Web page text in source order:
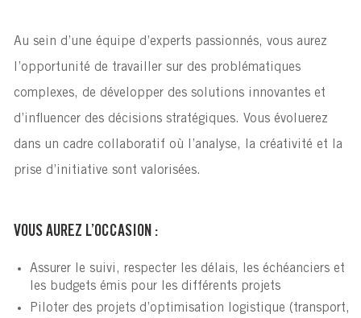
Au sein d’une équipe d’experts passionnés, vous aurez
l’opportunité de travailler sur des problématiques
complexes, de développer des solutions innovantes et
d’influencer des décisions stratégiques. Vous évoluerez
dans un cadre collaboratif où l’analyse, la créativité et la
prise d’initiative sont valorisées.
VOUS AUREZ L’OCCASION :
Assurer le suivi, respecter les délais, les échéanciers et
les budgets émis pour les différents projets
Piloter des projets d’optimisation logistique (transport,